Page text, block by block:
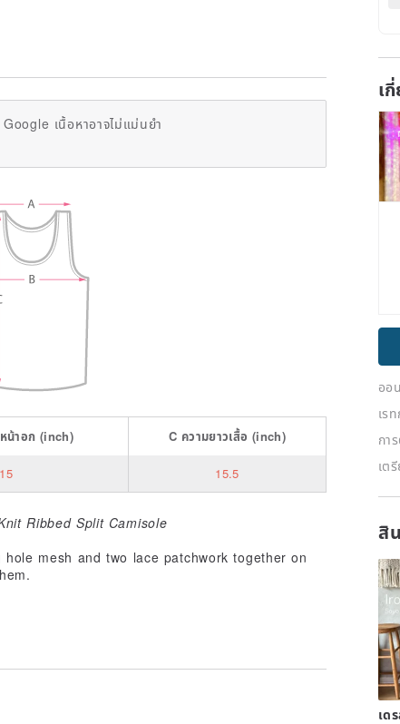
เ
ออ
เร
กา
เต
สิ
เด
เนื้อหาอาจไม่แม่นยำ
น้าอก (inch) C ความยาวเสื้อ (inch)
15.5
Ribbed Split Camisole
mesh and two lace patchwork together on